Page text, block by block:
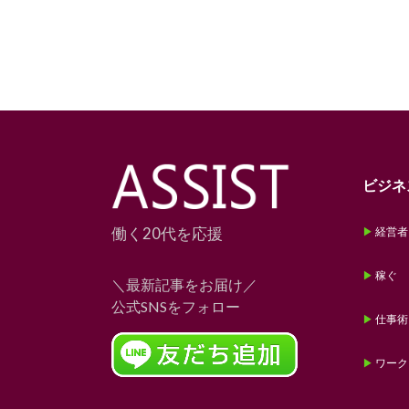
働く20代を応援
＼最新記事をお届け／
公式SNSをフォロー
ビジ
経営者
稼ぐ
仕事術
ワー